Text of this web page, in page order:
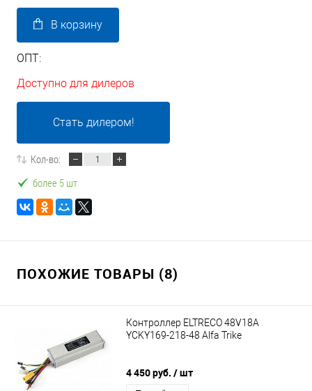
В корзину
ОПТ:
Доступно для дилеров
Стать дилером!
Кол-во:
более 5 шт
ПОХОЖИЕ ТОВАРЫ (8)
Контроллер ELTRECO 48V18A
YCKY169-218-48 Alfa Trike
4 450 руб. / шт